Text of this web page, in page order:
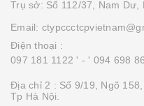
Trụ sở: Số 112/37, Nam Dư,
Email:
Điện thoại :
097 181 1122 ' - ' 094 698
Địa chỉ 2 : Số 9/19, Ngõ
Tp Hà Nội.